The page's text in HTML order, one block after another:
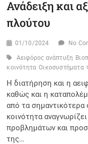
Ανάδειξη και
πλούτου
01/10/2024 No
Αειφόρος ανάπτυξη
κοινότητα Οικοσυστήματα
Η διατήρηση και η
καθώς και η
από τα
κοινότητα
προβλημάτων και
της…